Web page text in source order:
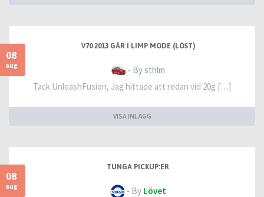
08
aug
V70 2013 GÅR I LIMP MODE (LÖST)
- By sthlm
Tack UnleashFusion, Jag hittade att redan vid 20g […]
VISA INLÄGG
08
aug
TUNGA PICKUP:ER
- By Lövet